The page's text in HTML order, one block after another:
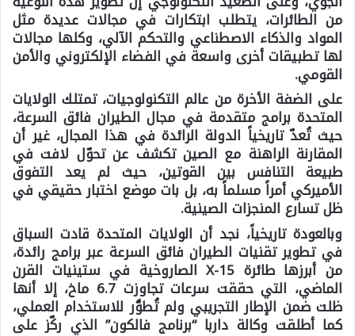
من الطائرات، يتطلب ابتكارات في مجالات عديدة مثل
المواد والذكاء الاصطناعي والتحكم الآلي، وكلها مجالات
لها تطبيقات أخرى واسعة في الفضاء الإلكتروني والأمن
القومي.
على الضفة الأخرة من عالم التكنولوجيات، تمتلك الولايات
المتحدة برامج متقدمة في مجال الطيران فائق السرعة،
حيث تُعدّ تاريخياً الدولة الرائدة في هذا المجال، غير أن
المقارنة الراهنة مع الصين تكشف عن تحوّل لافت في
طبيعة التنافس بين القوتين، حيث لم يعد التفوق
الأميركي أمراً مسلماً به، بل بات موضع اختبار حقيقي في
ظل تسارع المنجزات الصينية.
وبالعودة تاريخياً، نجد أن الولايات المتحدة قادت السباق
في تطوير تقنيات الطيران فائق السرعة عبر برامج رائدة،
من أبرزها طائرة X-15الصاروخية في ستينيات القرن
الماضي، التي حققت سرعات تجاوزت 6.7 ماخ، إلا أنها
ظلت ضمن الإطار التجريبي ولم تُطوَّر للاستخدام العملي،
كما أطلقت وكالة داربا “برنامج فالكون” الذي ركّز على